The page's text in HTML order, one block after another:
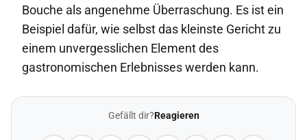
Bouche als angenehme Überraschung. Es ist ein
Beispiel dafür, wie selbst das kleinste Gericht zu
einem unvergesslichen Element des
gastronomischen Erlebnisses werden kann.
Gefällt dir?Reagieren